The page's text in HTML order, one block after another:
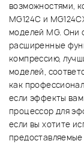
возможностями,
MG124C и
моделей MG. Они
расширенные
компрессию,
моделей,
как
если эффекты
процессор для
если вы хотите